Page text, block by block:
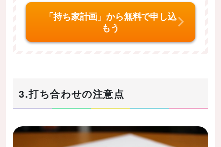
「持ち家計画」から無料で申し込
もう
3.打ち合わせの注意点